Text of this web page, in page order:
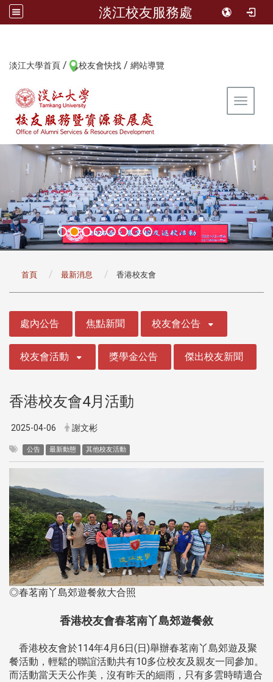
淡江校友服務處
淡江大學首頁 / 校友會快找 / 網站導覽
Toggle
首頁 最新消息 香港校友會
處內公告 焦點新聞 校友會公告
校友會活動 獎學金公告 傑出校友新聞
香港校友會4月活動
2025-04-06 謝文彬
公告 最新動態 其他校友活動
◎春茗南丫島郊遊餐敘大合照
香港校友會春茗南丫島郊遊餐敘
香港校友會於114年4月6日(日)舉辦春茗南丫島郊遊及聚
餐活動，輕鬆的聯誼活動共有10多位校友及親友一同參加。
而活動當天天公作美，沒有昨天的細雨，只有多雲時晴適合